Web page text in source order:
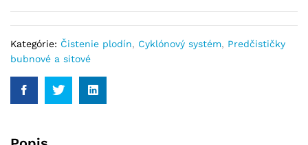
Kategórie: Čistenie plodín, Cyklónový systém, Predčističky
bubnové a sitové